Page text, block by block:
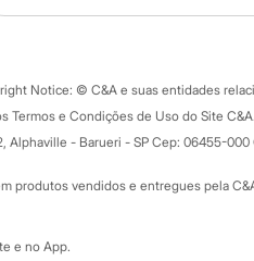
Tipos de
Formas de
Todas as
Minha C&A
Cupons de
Notice: © C&A e suas entidades
Termos e Condições de Uso do Site
Alphaville - Barueri - SP Cep: 06455-
produtos vendidos e entregues pela
e no App.